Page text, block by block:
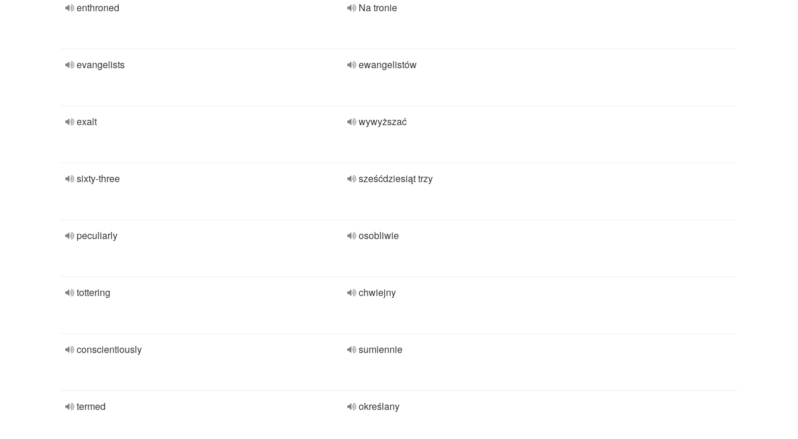
enthroned Na tronie
evangelists ewangelistów
exalt wywyższać
sixty-three sześćdziesiąt trzy
peculiarly osobliwie
tottering chwiejny
conscientiously sumiennie
termed określany